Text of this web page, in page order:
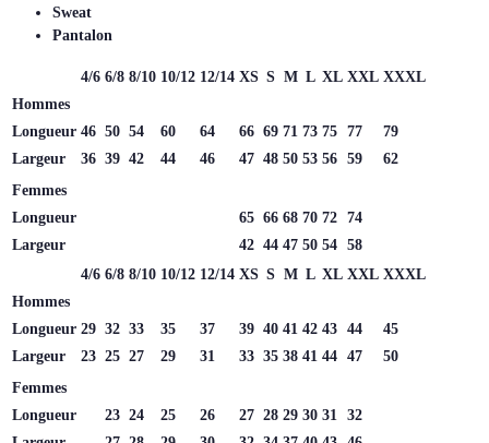
Sweat
Pantalon
4/6 6/8 8/10 10/12 12/14 XS S M L XL XXL XXXL
Hommes
Longueur 46 50 54 60 64 66 69 71 73 75 77
79
Largeur
36 39 42 44 46 47 48 50 53 56 59
62
Femmes
Longueur
65 66 68 70 72 74
Largeur
42 44 47 50 54 58
4/6 6/8 8/10 10/12 12/14 XS S M L XL XXL XXXL
Hommes
Longueur 29 32 33 35 37 39 40 41 42 43 44
45
Largeur
23 25 27 29 31 33 35 38 41 44 47
50
Femmes
Longueur
23 24 25 26 27 28 29 30 31
32